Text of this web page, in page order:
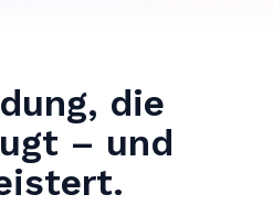
die
– und